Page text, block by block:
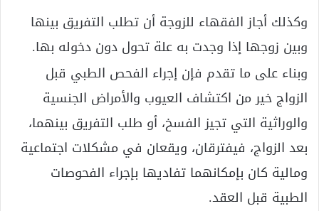
وكذلك أجاز الفقهاء للزوجة أن تطلب التفريق بينها
وبين زوجها إذا وجدت به علة تحول دون دخوله بها.
وبناء على ما تقدم فإن إجراء الفحص الطبي قبل
الزواج خير من اكتشاف العيوب والأمراض الجنسية
والوراثية التي تجيز الفسخ، أو طلب التفريق بينهما،
بعد الزواج، فيفترقان، ويقعان في مشكلات اجتماعية
ومالية كان بإمكانهما تفاديها بإجراء الفحوصات
الطبية قبل العقد.